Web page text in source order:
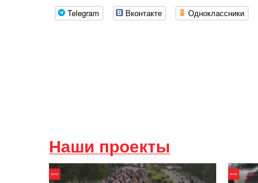
Telegram Вконтакте Одноклассники
Наши проекты